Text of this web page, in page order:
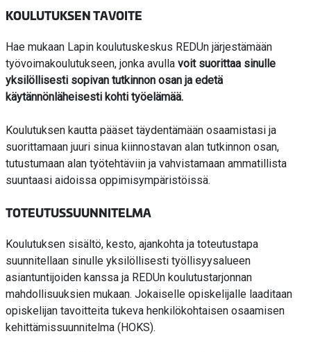
KOULUTUKSEN TAVOITE
Hae mukaan Lapin koulutuskeskus REDUn järjestämään
työvoimakoulutukseen, jonka avulla voit suorittaa sinulle
yksilöllisesti sopivan tutkinnon osan ja edetä
käytännönläheisesti kohti työelämää.
Koulutuksen kautta pääset täydentämään osaamistasi ja
suorittamaan juuri sinua kiinnostavan alan tutkinnon osan,
tutustumaan alan työtehtäviin ja vahvistamaan ammatillista
suuntaasi aidoissa oppimisympäristöissä.
TOTEUTUSSUUNNITELMA
Koulutuksen sisältö, kesto, ajankohta ja toteutustapa
suunnitellaan sinulle yksilöllisesti työllisyysalueen
asiantuntijoiden kanssa ja REDUn koulutustarjonnan
mahdollisuuksien mukaan. Jokaiselle opiskelijalle laaditaan
opiskelijan tavoitteita tukeva henkilökohtaisen osaamisen
kehittämissuunnitelma (HOKS).